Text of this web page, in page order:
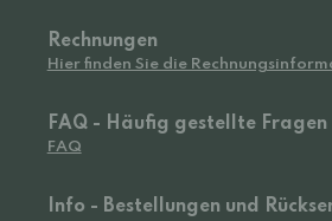
Rechnungen
Hier finden Sie die
FAQ - Häufig gestellte Fragen
FAQ
Info - Bestellungen und